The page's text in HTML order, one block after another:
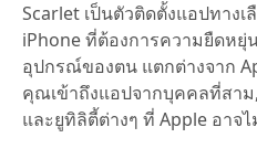
Scarlet เป็นตัวติดตั้งแอปทาง
iPhone ที่ต้องการความยืดห
อุปกรณ์ของตน แตกต่างจาก
คุณเข้าถึงแอปจากบุคคลที่สาม
และยูทิลิตี้ต่างๆ ที่ Apple อาจ